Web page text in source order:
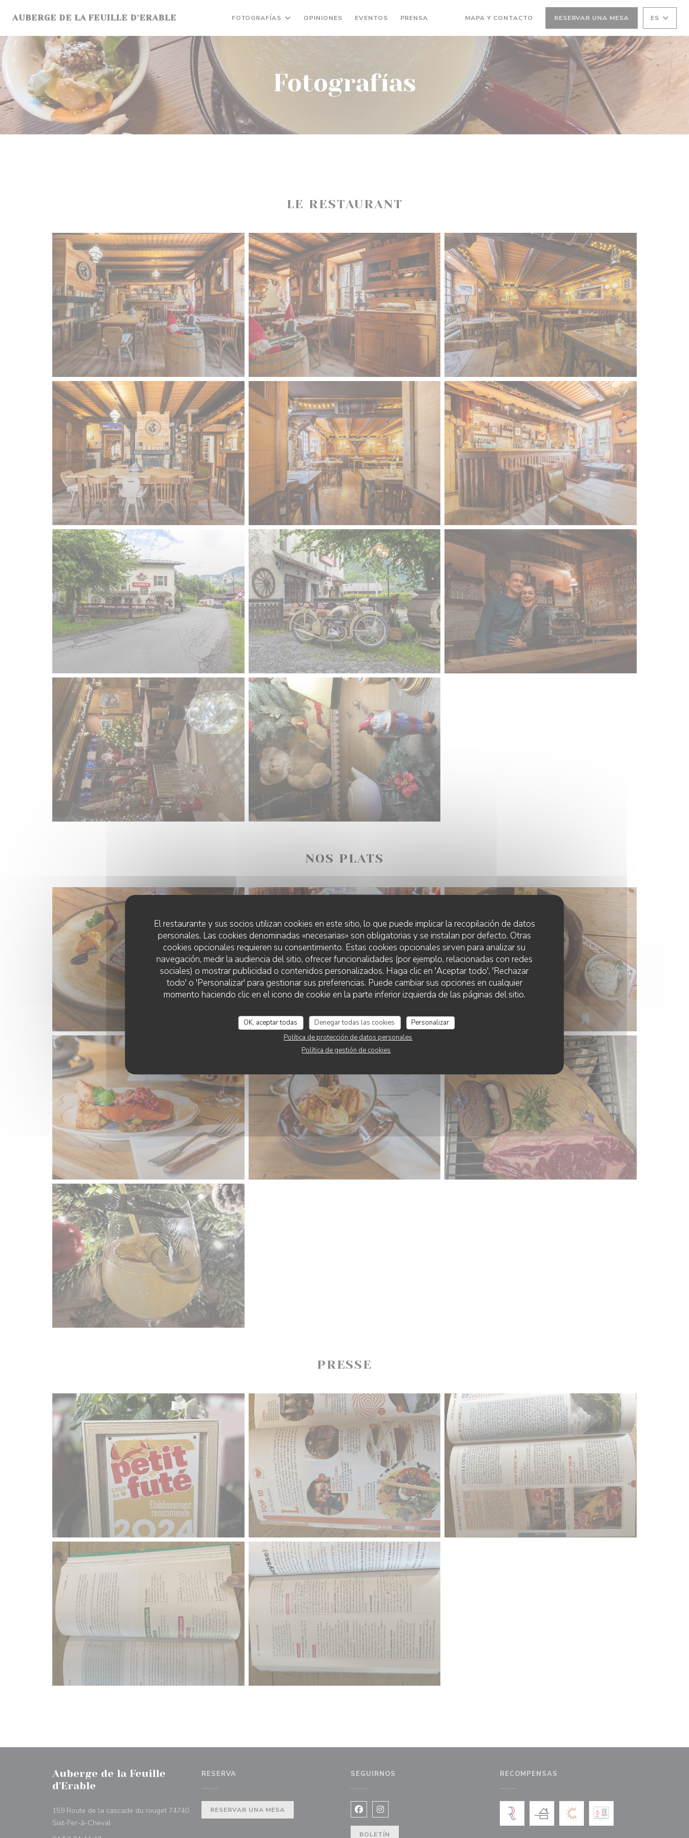
El restaurante y sus socios utilizan cookies en este sitio, lo que puede implicar la recopilación de datos
personales. Las cookies denominadas «necesarias» son obligatorias y se instalan por defecto. Otras
cookies opcionales requieren su consentimiento. Estas cookies opcionales sirven para analizar su
navegación, medir la audiencia del sitio, ofrecer funcionalidades (por ejemplo, relacionadas con redes
sociales) o mostrar publicidad o contenidos personalizados. Haga clic en 'Aceptar todo', 'Rechazar
todo' o 'Personalizar' para gestionar sus preferencias. Puede cambiar sus opciones en cualquier
momento haciendo clic en el icono de cookie en la parte inferior izquierda de las páginas del sitio.
OK, aceptar todas Denegar todas las cookies
Personalizar
Política de protección de datos personales
Política de gestión de cookies
AUBERGE DE LA FEUILLE D'ERABLE FOTOGRAFÍAS OPINIONES EVENTOS PRENSA MAPA Y CONTACTO RESERVAR UNA MESA ES
Fotografías
LE RESTAURANT
NOS PLATS
PRESSE
Auberge de la Feuille
d'Erable
159 Route de la cascade du rouget 74740
Sixt-Fer-à-Cheval((abre en una nueva ventana))
RESERVA
RESERVAR UNA MESA
SEGUIRNOS
Facebook ((abre en una nueva ventana))
Instagram ((abre en una nueva ventana))
BOLETÍN
RECOMPENSAS
AUBERGE DE LA FEUILLE D'ERABLE